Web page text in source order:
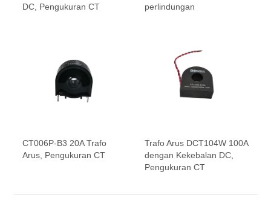
DC, Pengukuran CT
perlindungan
CT006P-B3 20A Trafo
Arus, Pengukuran CT
Trafo Arus DCT104W 100A
dengan Kekebalan DC,
Pengukuran CT